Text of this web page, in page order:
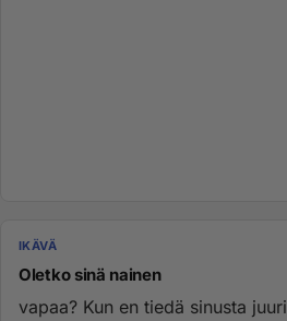
IKÄVÄ
Oletko sinä nainen
vapaa? Kun en tiedä sinusta